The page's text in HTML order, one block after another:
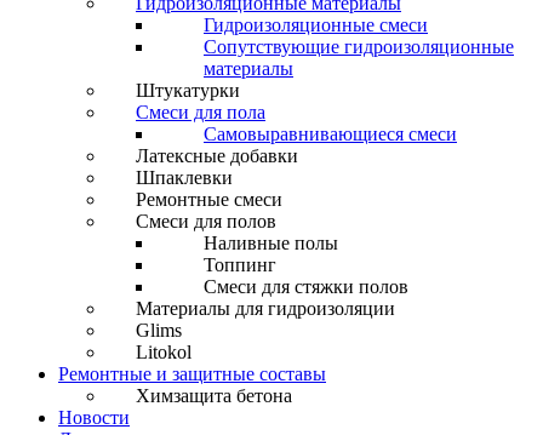
Гидроизоляционные смеси
Сопутствующие гидроизоляционные
материалы
Штукатурки
Смеси для пола
Самовыравнивающиеся смеси
Латексные добавки
Шпаклевки
Ремонтные смеси
Смеси для полов
Наливные полы
Топпинг
Смеси для стяжки полов
Материалы для гидроизоляции
Glims
Litokol
Ремонтные и защитные составы
Химзащита бетона
Новости